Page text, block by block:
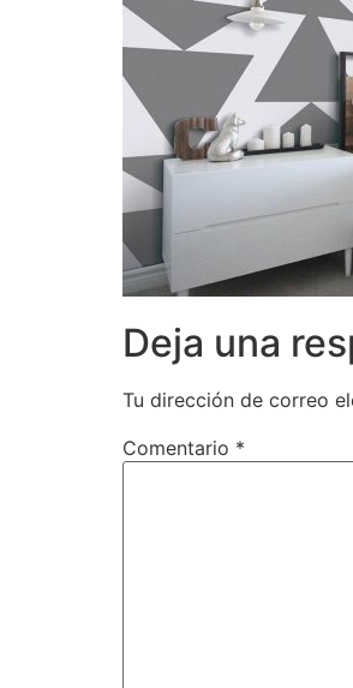
Deja una
Tu dirección de correo
Comentario *